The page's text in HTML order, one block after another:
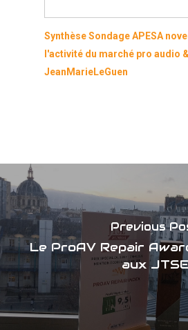
Synthèse Sondage APESA
l'activité du marché pro audio
JeanMarieLeGuen
Previous
Le ProAV Repair
aux JTSE